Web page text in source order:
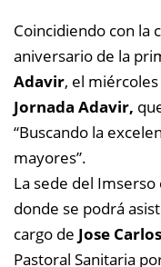
Coincidiendo con la
aniversario de la
Adavir, el miércoles
Jornada Adavir,
“Buscando la
mayores”.
La sede del
donde se podrá
cargo de Jose
Pastoral Sanitaria